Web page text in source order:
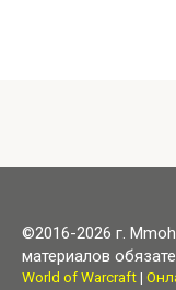
©2016-2026 г.
материалов
World of Warcraft|